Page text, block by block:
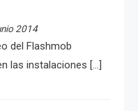
2014
del Flashmob
las instalaciones […]